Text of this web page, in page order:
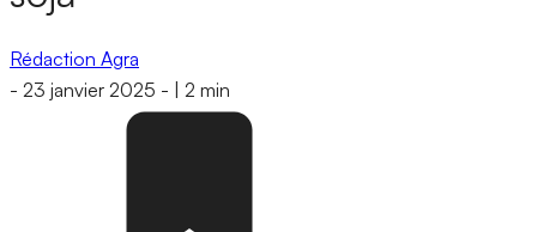
Rédaction Agra
- 23 janvier 2025 - 2 min